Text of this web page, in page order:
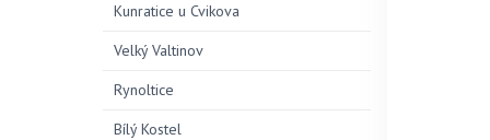
Kunratice u Cvikova
Velký Valtinov
Rynoltice
Bílý Kostel